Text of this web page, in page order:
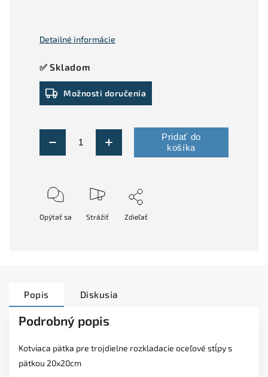
✅ Skladom
Možnosti doručenia
Pridať do
košíka
Detailné informácie
Opýtať sa Strážiť Zdieľať
Popis Diskusia
Podrobný popis
Kotviaca pätka pre trojdielne rozkladacie oceľové stĺpy s
pätkou 20x20cm